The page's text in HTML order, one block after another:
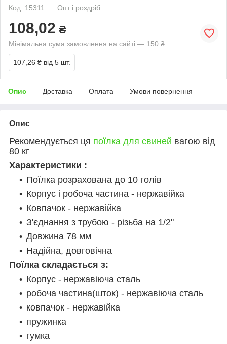
Код: 15311
Опт і роздріб
108,02 ₴
Мінімальна сума замовлення на сайті — 150 ₴
107,26 ₴ від 5 шт.
Опис Доставка Оплата Умови повернення
Опис
Рекомендується ця поїлка для свиней вагою від
80 кг
Характеристики :
Поїлка розрахована до 10 голів
Корпус і робоча частина - нержавійка
Ковпачок - нержавійка
З'єднання з трубою - різьба на 1/2"
Довжина 78 мм
Надійна, довговічна
Поїлка складається з:
Корпус - нержавіюча сталь
робоча частина(шток) - нержавіюча сталь
ковпачок - нержавійка
пружинка
гумка